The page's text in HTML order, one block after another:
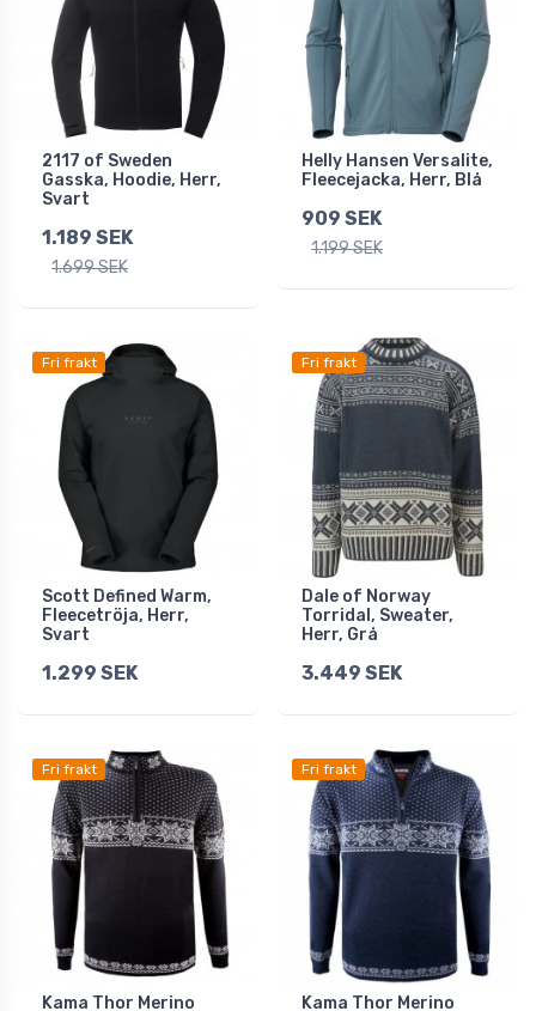
2117 of Sweden
Gasska, Hoodie, Herr,
Svart
1.189 SEK
1.699 SEK
Helly Hansen Versalite,
Fleecejacka, Herr, Blå
909 SEK
1.199 SEK
Fri frakt
Scott Defined Warm,
Fleecetröja, Herr,
Svart
1.299 SEK
Fri frakt
Dale of Norway
Torridal, Sweater,
Herr, Grå
3.449 SEK
Fri frakt
Kama Thor Merino
Fri frakt
Kama Thor Merino